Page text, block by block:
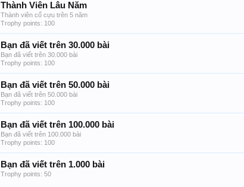
Thành Viên Lâu Năm
Thành viên cổ cựu trên 5 năm
Trophy points: 100
Bạn đã viết trên 30.000 bài
Bạn đã viết trên 30.000 bài
Trophy points: 100
Bạn đã viết trên 50.000 bài
Bạn đã viết trên 50.000 bài
Trophy points: 100
Bạn đã viết trên 100.000 bài
Bạn đã viết trên 100.000 bài
Trophy points: 100
Bạn đã viết trên 1.000 bài
Trophy points: 50